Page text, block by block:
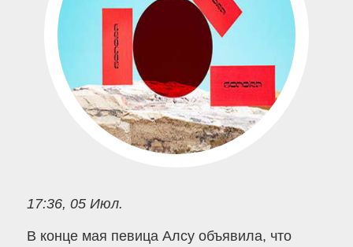
17:36, 05 Июл.
В конце мая певица Алсу объявила, что